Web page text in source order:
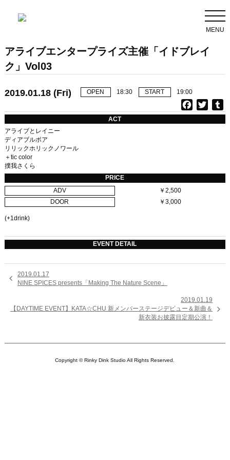
MENU
アライブエンタープライズ主催「イドブレイ
ク」Vol03
2019.01.18 (Fri) OPEN 18:30 START 19:00
a
o
k
w
r
u
ACT
アライブとレイニー
ディアブルボア
リリックホリックノワール
＋tic color
撲我さくら
PRICE
ADV
￥2,500
DOOR
￥3,000
(+1drink)
EVENT DETAIL

2019.01.17
NINE SPICES presents「Making The Nature Scene」
2019.01.19
【DAYTIME EVENT】KATA☆CHU 新メンバーステージデビュー＆新曲＆
新衣装お披露目定期公演！

Copyright © Rinky Dink Studio All Rights Reserved.